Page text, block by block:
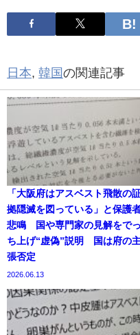
日本, 韓国の関連記事
「大阪府はアスベスト飛散の
拠隠滅を図っている」と保護
悲鳴 国や専門家の見解をでっ
ち上げ“虚偽”説明 国は府の
張否定
2026.06.13